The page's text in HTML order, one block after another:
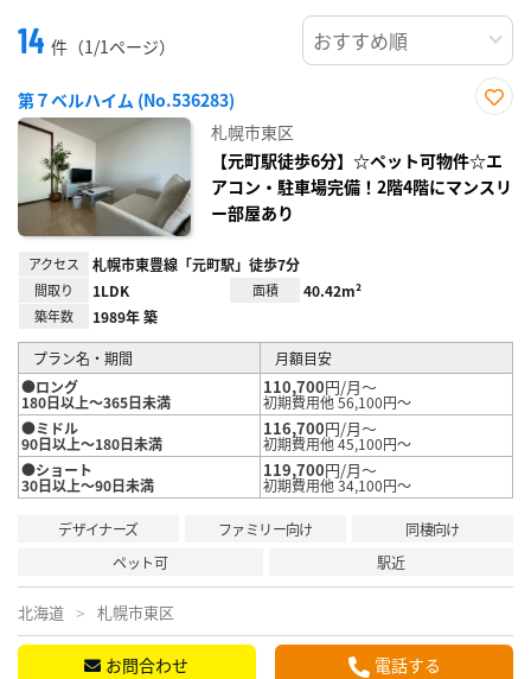
14 件（1/1ページ）
第７ベルハイム (No.536283)
り登
録
札幌市東区
【元町駅徒歩6分】☆ペット可物件☆エ
アコン・駐車場完備！2階4階にマンスリ
ー部屋あり
アクセス 札幌市東豊線「元町駅」徒歩7分
間取り 1LDK 面積 40.42m²
築年数 1989年 築
プラン名・期間
月額目安
●ロング
180日以上～365日未満
110,700円/月～
初期費用他 56,100円～
●ミドル
90日以上～180日未満
116,700円/月～
初期費用他 45,100円～
●ショート
30日以上～90日未満
119,700円/月～
初期費用他 34,100円～
デザイナーズ ファミリー向け
同棲向け
ペット可
駅近
北海道 札幌市東区
お問合わせ 電話する